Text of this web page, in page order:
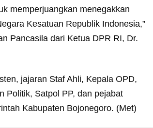
memperjuangkan menegakkan
Kesatuan Republik Indonesia,”
Pancasila dari Ketua DPR RI, Dr.
jajaran Staf Ahli, Kepala OPD,
Politik, Satpol PP, dan pejabat
Kabupaten Bojonegoro. (Met)